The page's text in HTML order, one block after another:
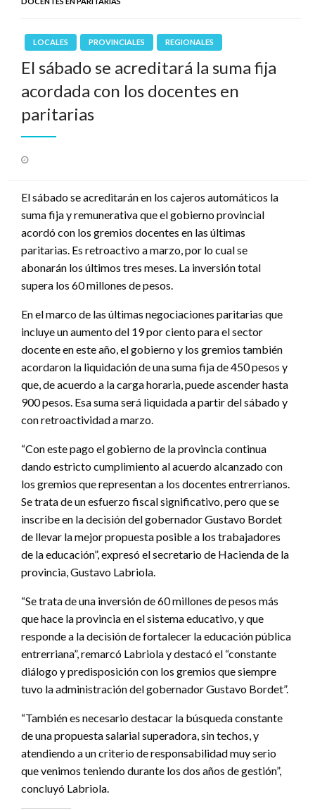
LOCALES PROVINCIALES REGIONALES
El sábado se acreditará la suma fija
acordada con los docentes en
paritarias
El sábado se acreditarán en los cajeros automáticos la
suma fija y remunerativa que el gobierno provincial
acordó con los gremios docentes en las últimas
paritarias. Es retroactivo a marzo, por lo cual se
abonarán los últimos tres meses. La inversión total
supera los 60 millones de pesos.
En el marco de las últimas negociaciones paritarias que
incluye un aumento del 19 por ciento para el sector
docente en este año, el gobierno y los gremios también
acordaron la liquidación de una suma fija de 450 pesos y
que, de acuerdo a la carga horaria, puede ascender hasta
900 pesos. Esa suma será liquidada a partir del sábado y
con retroactividad a marzo.
“Con este pago el gobierno de la provincia continua
dando estricto cumplimiento al acuerdo alcanzado con
los gremios que representan a los docentes entrerrianos.
Se trata de un esfuerzo fiscal significativo, pero que se
inscribe en la decisión del gobernador Gustavo Bordet
de llevar la mejor propuesta posible a los trabajadores
de la educación”, expresó el secretario de Hacienda de la
provincia, Gustavo Labriola.
“Se trata de una inversión de 60 millones de pesos más
que hace la provincia en el sistema educativo, y que
responde a la decisión de fortalecer la educación pública
entrerriana”, remarcó Labriola y destacó el “constante
diálogo y predisposición con los gremios que siempre
tuvo la administración del gobernador Gustavo Bordet”.
“También es necesario destacar la búsqueda constante
de una propuesta salarial superadora, sin techos, y
atendiendo a un criterio de responsabilidad muy serio
que venimos teniendo durante los dos años de gestión”,
concluyó Labriola.